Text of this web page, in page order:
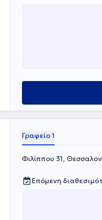
Γραφείο 1
Φιλίππου 31,
Επόμενη